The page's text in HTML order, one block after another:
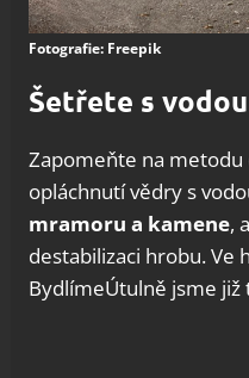
Fotografie: Freepik
Šetřete s vodou
Zapomeňte na
opláchnutí vědry s
mramoru a kamene,
destabilizaci hrobu. Ve
BydlímeÚtulně jsme již